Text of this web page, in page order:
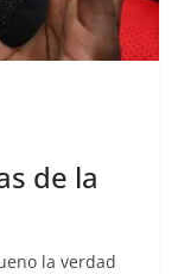
de la
la verdad